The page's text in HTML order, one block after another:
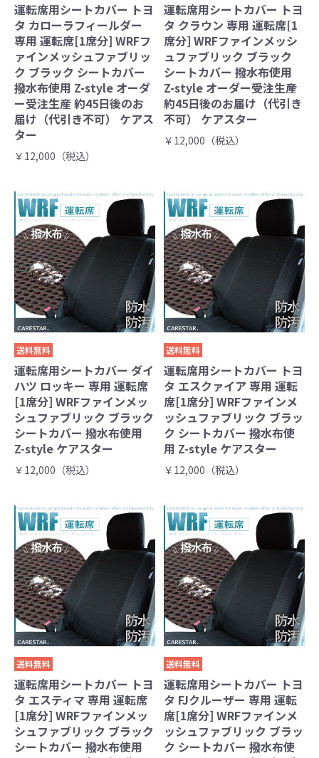
運転席用シートカバー トヨ
タ カローラフィールダー
専用 運転席[1席分] WRFフ
ァインメッシュファブリッ
ク ブラック シートカバー
撥水布使用 Z-style オーダ
ー受注生産 約45日後のお
届け（代引き不可） ケアス
ター
￥12,000（税込）
運転席用シートカバー トヨ
タ クラウン 専用 運転席[1
席分] WRFファインメッシ
ュファブリック ブラック
シートカバー 撥水布使用
Z-style オーダー受注生産
約45日後のお届け（代引き
不可） ケアスター
￥12,000（税込）
送料無料
運転席用シートカバー ダイ
ハツ ロッキー 専用 運転席
[1席分] WRFファインメッ
シュファブリック ブラック
シートカバー 撥水布使用
Z-style ケアスター
￥12,000（税込）
送料無料
運転席用シートカバー トヨ
タ エスクァイア 専用 運転
席[1席分] WRFファインメ
ッシュファブリック ブラッ
ク シートカバー 撥水布使
用 Z-style ケアスター
￥12,000（税込）
送料無料
運転席用シートカバー トヨ
タ エスティマ 専用 運転席
[1席分] WRFファインメッ
シュファブリック ブラック
シートカバー 撥水布使用
送料無料
運転席用シートカバー トヨ
タ FJクルーザー 専用 運転
席[1席分] WRFファインメ
ッシュファブリック ブラッ
ク シートカバー 撥水布使